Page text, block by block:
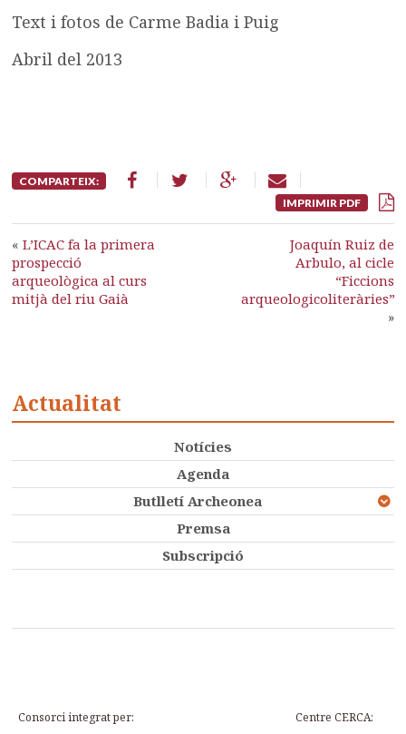
Text i fotos de Carme Badia i Puig
Abril del 2013
COMPARTEIX:
IMPRIMIR PDF
«L’ICAC fa la primera
prospecció
arqueològica al curs
mitjà del riu Gaià
Joaquín Ruiz de
Arbulo, al cicle
“Ficcions
arqueologicoliteràries”
»
Actualitat
Notícies
Agenda
Butlletí Archeonea
Premsa
Subscripció
Consorci integrat per: Centre CERCA: